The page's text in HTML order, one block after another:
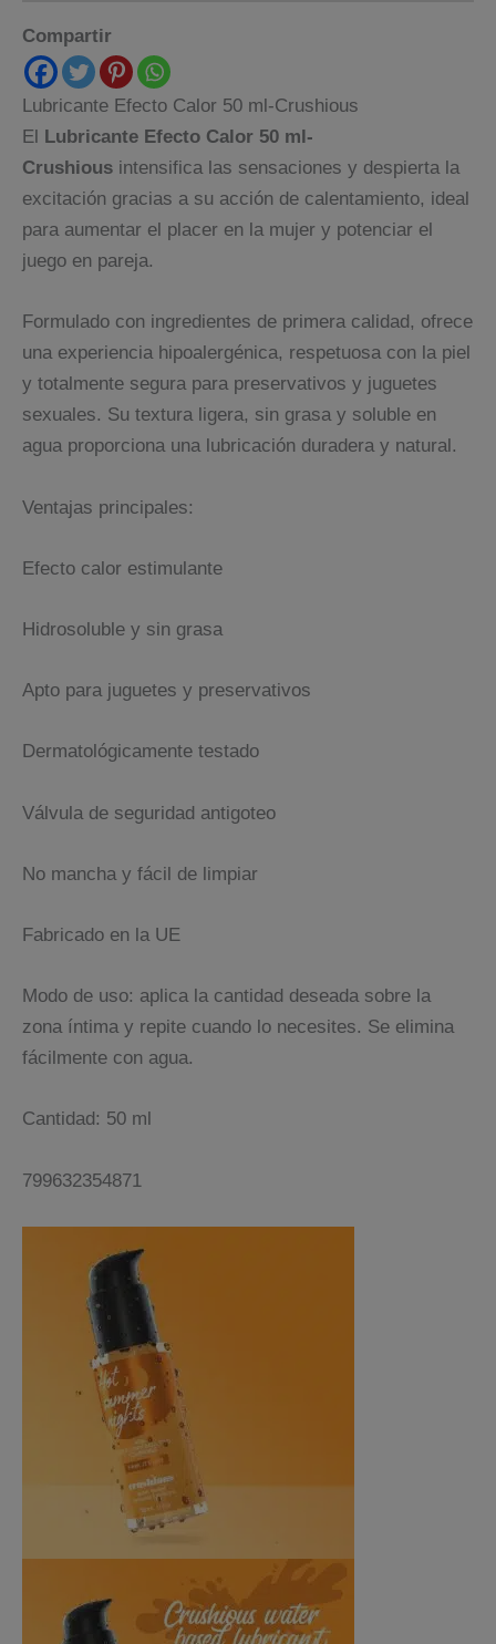
Compartir
Lubricante Efecto Calor 50 ml-Crushious
El
Lubricante Efecto Calor 50 ml-
Crushious intensifica las sensaciones y despierta la
excitación gracias a su acción de calentamiento, ideal
para aumentar el placer en la mujer y potenciar el
juego en pareja.
Formulado con ingredientes de primera calidad, ofrece
una experiencia hipoalergénica, respetuosa con la piel
y totalmente segura para preservativos y juguetes
sexuales. Su textura ligera, sin grasa y soluble en
agua proporciona una lubricación duradera y natural.
Ventajas principales:
Efecto calor estimulante
Hidrosoluble y sin grasa
Apto para juguetes y preservativos
Dermatológicamente testado
Válvula de seguridad antigoteo
No mancha y fácil de limpiar
Fabricado en la UE
Modo de uso: aplica la cantidad deseada sobre la
zona íntima y repite cuando lo necesites. Se elimina
fácilmente con agua.
Cantidad: 50 ml
799632354871